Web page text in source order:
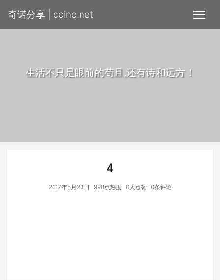
奇诺分享 | ccino.net
生活不只是眼前的苟且,还有诗和远方！
4
2017年5月23日 998点热度 0人点赞 0条评论